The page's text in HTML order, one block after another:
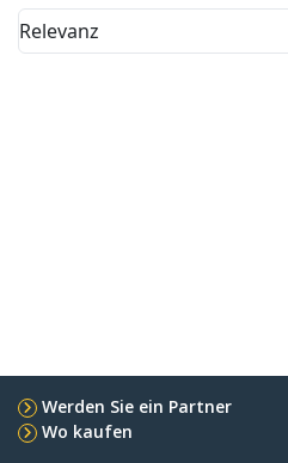
Relevanz
Werden Sie ein Partner
Wo kaufen